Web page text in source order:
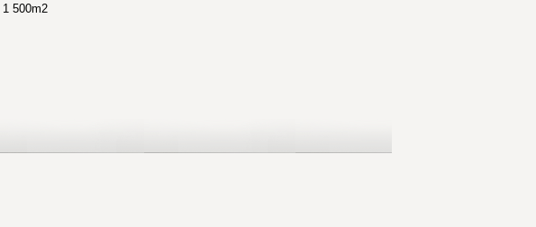
500m2